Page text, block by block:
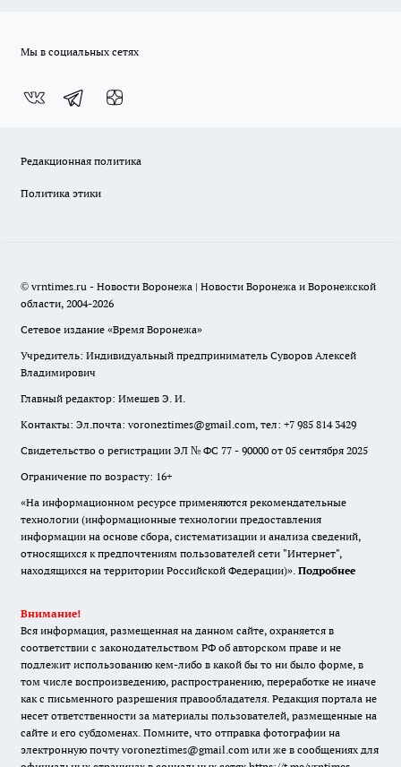
Мы в социальных сетях
Редакционная политика
Политика этики
© vrntimes.ru - Новости Воронежа | Новости Воронежа и Воронежской
области, 2004-2026
Сетевое издание «Время Воронежа»
Учредитель: Индивидуальный предприниматель Суворов Алексей
Владимирович
Главный редактор: Имешев Э. И.
Контакты: Эл.почта: voroneztimes@gmail.com, тел: +7 985 814 3429
Свидетельство о регистрации ЭЛ № ФС 77 - 90000 от 05 сентября 2025
Ограничение по возрасту: 16+
«На информационном ресурсе применяются рекомендательные
технологии (информационные технологии предоставления
информации на основе сбора, систематизации и анализа сведений,
относящихся к предпочтениям пользователей сети "Интернет",
находящихся на территории Российской Федерации)». Подробнее
Внимание!
Вся информация, размещенная на данном сайте, охраняется в
соответствии с законодательством РФ об авторском праве и не
подлежит использованию кем-либо в какой бы то ни было форме, в
том числе воспроизведению, распространению, переработке не иначе
как с письменного разрешения правообладателя. Редакция портала не
несет ответственности за материалы пользователей, размещенные на
сайте и его субдоменах. Помните, что отправка фотографии на
электронную почту voroneztimes@gmail.com или же в сообщениях для